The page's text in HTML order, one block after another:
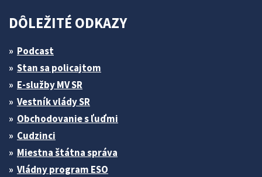
DÔLEŽITÉ ODKAZY
Podcast
Stan sa policajtom
E-služby MV SR
Vestník vlády SR
Obchodovanie s ľuďmi
Cudzinci
Miestna štátna správa
Vládny program ESO